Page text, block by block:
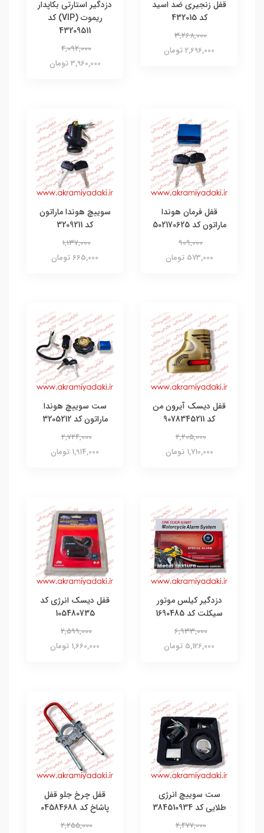
قفل زنجیری ضد اسید
کد 432015
3,268,000
2,696,000 تومان
دزدگیر استارتی بکاپدار
ریموت (VIP) کد
43209511
4,092,000
3,960,000 تومان
قفل فرمان هوندا
ماراتون کد 502170625
909,000
573,000 تومان
سوییچ هوندا ماراتون
کد 3209211
1,137,000
665,000 تومان
قفل دیسک آیرون من
کد 9078345211
2,205,000
1,710,000 تومان
ست سوییچ هوندا
ماراتون کد 3205212
2,724,000
1,914,000 تومان
دزدگیر کیلس موتور
سیکلت کد 1690485
6,933,000
5,126,000 تومان
قفل دیسک انرژی کد
105480735
2,599,000
1,660,000 تومان
ست سوییچ انرژی
طلایی کد 384510934
2,477,000
قفل چرخ جلو قفل
پاشاخ کد 04584688
2,255,000